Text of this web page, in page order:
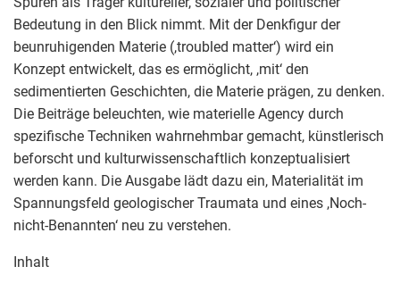
Bedeutung in den Blick nimmt. Mit der Denkfigur der
beunruhigenden Materie (,troubled matter‘) wird ein
Konzept entwickelt, das es ermöglicht, ,mit‘ den
sedimentierten Geschichten, die Materie prägen, zu denken.
Die Beiträge beleuchten, wie materielle Agency durch
spezifische Techniken wahrnehmbar gemacht, künstlerisch
beforscht und kulturwissenschaftlich konzeptualisiert
werden kann. Die Ausgabe lädt dazu ein, Materialität im
Spannungsfeld geologischer Traumata und eines ,Noch-
nicht-Benannten‘ neu zu verstehen.
Inhalt